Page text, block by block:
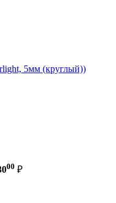
5мм (круглый))
00 ₽